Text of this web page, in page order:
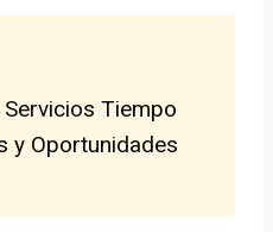
Tiempo
y Oportunidades